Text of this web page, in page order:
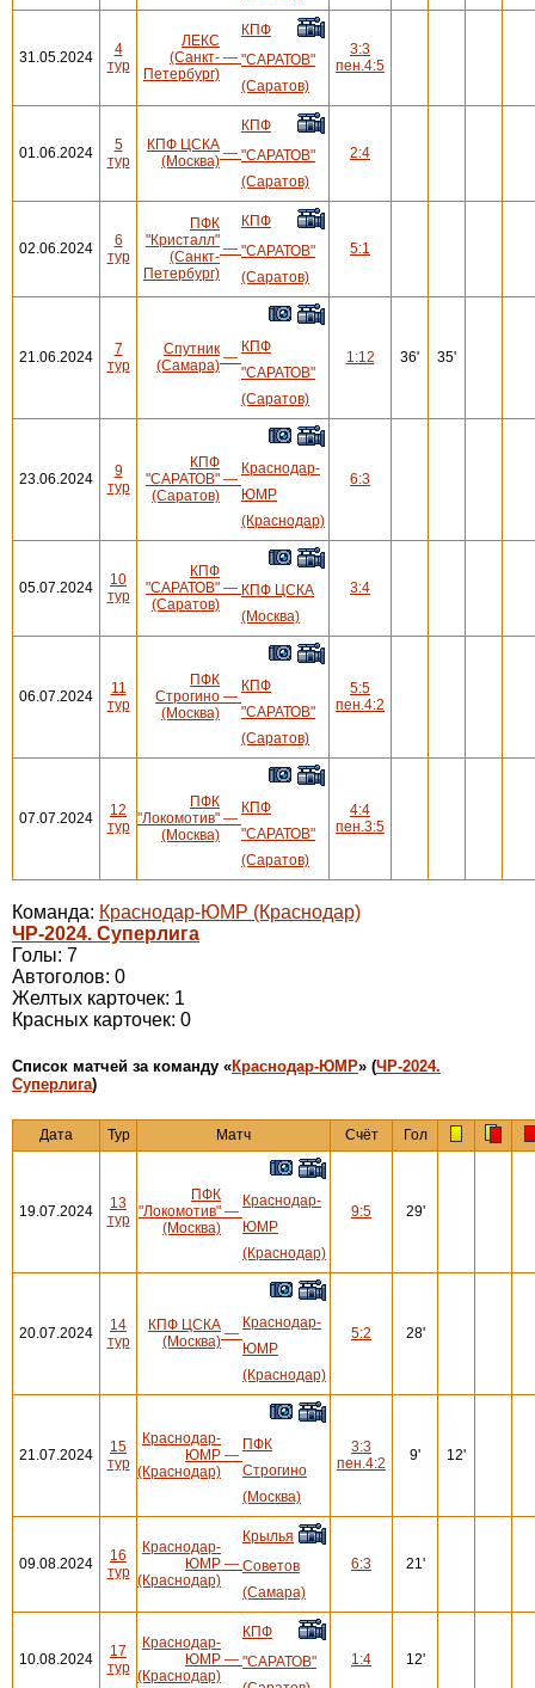
31.05.2024
4
тур
ЛЕКС
(Санкт-
Петербург)
—
КПФ
"САРАТОВ"
(Саратов)
3:3
пен.4:5
01.06.2024
5
тур
КПФ ЦСКА
(Москва) —
КПФ
"САРАТОВ"
(Саратов)
2:4
02.06.2024
6
тур
ПФК
"Кристалл"
(Санкт-
Петербург)
—
КПФ
"САРАТОВ"
(Саратов)
5:1
21.06.2024
7
тур
Спутник
(Самара) —
КПФ
"САРАТОВ"
(Саратов)
1:12 36' 35'
23.06.2024
9
тур
КПФ
"САРАТОВ"
(Саратов)
—
Краснодар-
ЮМР
(Краснодар)
6:3
05.07.2024
10
тур
КПФ
"САРАТОВ"
(Саратов)
— КПФ ЦСКА
(Москва)
3:4
06.07.2024
11
тур
ПФК
Строгино
(Москва)
—
КПФ
"САРАТОВ"
(Саратов)
5:5
пен.4:2
07.07.2024
12
тур
ПФК
"Локомотив"
(Москва)
—
КПФ
"САРАТОВ"
(Саратов)
4:4
пен.3:5
Команда: Краснодар-ЮМР (Краснодар)
ЧР-2024. Суперлига
Голы: 7
Автоголов: 0
Желтых карточек: 1
Красных карточек: 0
Cписок матчей за команду «Краснодар-ЮМР» (ЧР-2024.
Суперлига)
Дата Тур Матч Счёт Гол
19.07.2024
13
тур
ПФК
"Локомотив"
(Москва)
—
Краснодар-
ЮМР
(Краснодар)
9:5 29'
20.07.2024
14
тур
КПФ ЦСКА
(Москва) —
Краснодар-
ЮМР
(Краснодар)
5:2 28'
21.07.2024
15
тур
Краснодар-
ЮМР
(Краснодар)
—
ПФК
Строгино
(Москва)
3:3
пен.4:2
9' 12'
09.08.2024
16
тур
Краснодар-
ЮМР
(Краснодар)
—
Крылья
Советов
(Самара)
6:3 21'
10.08.2024
17
тур
Краснодар-
ЮМР
(Краснодар)
—
КПФ
"САРАТОВ"
1:4 12'